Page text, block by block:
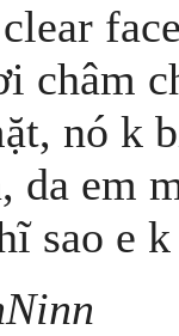
châm
nó k
da em
sao e